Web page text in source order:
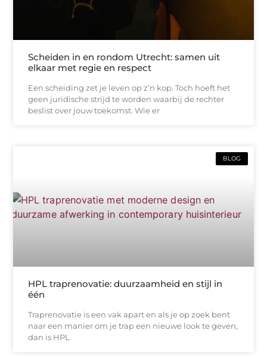
Scheiden in en rondom Utrecht: samen uit
elkaar met regie en respect
Een scheiding zet je leven op z’n kop. Toch hoeft het
geen juridische strijd te worden waarbij de rechter
beslist over jouw toekomst. Wie er
BLOG
HPL traprenovatie: duurzaamheid en stijl in
één
Traprenovatie is een vak apart en als je op zoek bent
naar een manier om je trap een nieuwe look te geven,
dan is HPL